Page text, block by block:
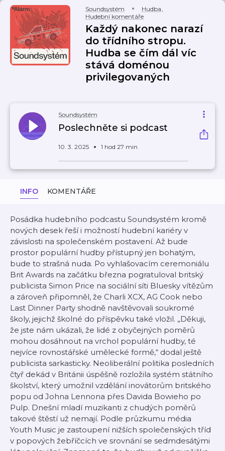
Soundsystém Hudba,
Hudební komentáře
Každý nakonec narazí
do třídního stropu.
Hudba se čím dál víc
stává doménou
privilegovaných
Soundsystém
Poslechněte si podcast
10. 3. 2025 1 hod 27 min
INFO KOMENTÁŘE
Posádka hudebního podcastu Soundsystém kromě
nových desek řeší i možností hudební kariéry v
závislosti na společenském postavení. Až bude
prostor populární hudby přístupný jen bohatým,
bude to strašná nuda. Po vyhlašovacím ceremoniálu
Brit Awards na začátku března pogratuloval britský
publicista Simon Price na sociální síti Bluesky vítězům
a zároveň připomněl, že Charli XCX, AG Cook nebo
Last Dinner Party shodně navštěvovali soukromé
školy, jejichž školné do příspěvku také vložil. „Děkuji,
že jste nám ukázali, že lidé z obyčejných poměrů
mohou dosáhnout na vrchol populární hudby, té
nejvíce rovnostářské umělecké formě,“ dodal ještě
publicista sarkasticky. Neoliberální politika posledních
čtyř dekád v Británii úspěšně rozložila systém státního
školství, který umožnil vzdělání inovátorům britského
popu od Johna Lennona přes Davida Bowieho po
Pulp. Dnešní mladí muzikanti z chudých poměrů
takové štěstí už nemají. Podle průzkumu média
Youth Music je zastoupení nižších společenských tříd
v popových žebříčcích ve srovnání se sedmdesátými